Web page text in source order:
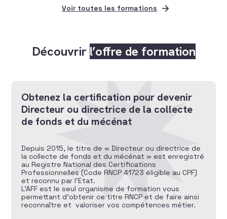
Voir toutes les formations
Découvrir l’offre de formation
Obtenez la certification pour devenir
Directeur ou directrice de la collecte
de fonds et du mécénat
Depuis 2015, le titre de « Directeur ou directrice de
la collecte de fonds et du mécénat » est enregistré
au Registre National des Certifications
Professionnelles (Code RNCP 41723 éligible au CPF)
et reconnu par l’Etat.
L’AFF est le seul organisme de formation vous
permettant d’obtenir ce titre RNCP et de faire ainsi
reconnaître et valoriser vos compétences métier.